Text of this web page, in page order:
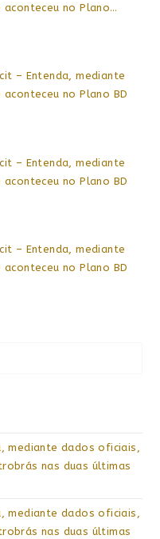
no Plano…
– Entenda, mediante
no Plano BD
– Entenda, mediante
no Plano BD
– Entenda, mediante
no Plano BD
mediante dados oficiais,
nas duas últimas
mediante dados oficiais,
nas duas últimas